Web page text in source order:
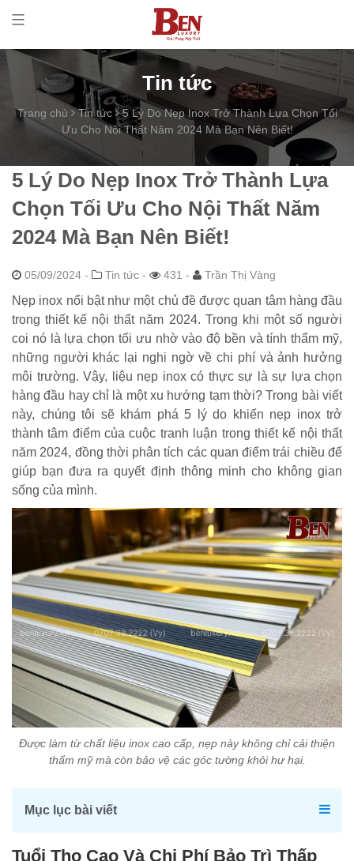
Tin tức
Trang chủ Tin tức
5 Lý Do Nẹp Inox Trở Thành Lựa Chọn Tối
Ưu Cho Nội Thất Năm 2024 Mà Bạn Nên Biết!
5 Lý Do Nẹp Inox Trở Thành Lựa
Chọn Tối Ưu Cho Nội Thất Năm
2024 Mà Bạn Nên Biết!
05/09/2024 - Tin tức - 431 - Trần Thị Vàng
Nẹp inox nổi bật như một chủ đề được quan tâm hàng đầu
trong thiết kế nội thất năm 2024. Trong khi một số người
coi nó là lựa chọn tối ưu nhờ vào độ bền và tính thẩm mỹ,
những người khác lại nghi ngờ về chi phí và ảnh hưởng
môi trường. Vậy, liệu nẹp inox có thực sự là sự lựa chọn
hàng đầu hay chỉ là một xu hướng tạm thời? Trong bài viết
này, chúng tôi sẽ khám phá 5 lý do khiến nẹp inox trở
thành tâm điểm của cuộc tranh luận trong thiết kế nội thất
năm 2024, đồng thời phân tích các quan điểm trái chiều để
giúp bạn đưa ra quyết định thông minh cho không gian
sống của mình.
Được làm từ chất liệu inox cao cấp, nẹp này không chỉ cải thiện
thẩm mỹ mà còn bảo vệ các góc tường khỏi hư hại.
Mục lục bài viết
Tuổi Thọ Cao Và Chi Phí Bảo Trì Thấp